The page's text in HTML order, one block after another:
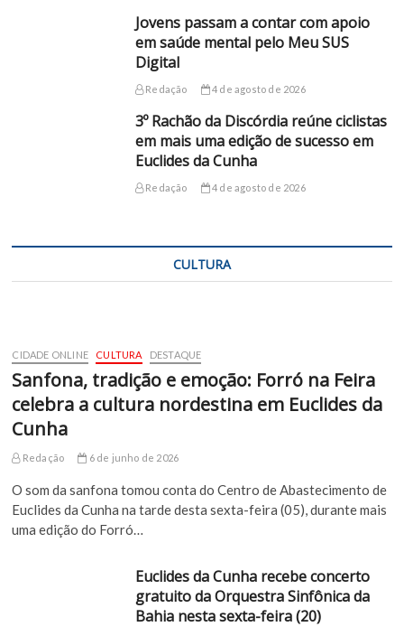
Jovens passam a contar com apoio
em saúde mental pelo Meu SUS
Digital
Redação 4 de agosto de 2026
3º Rachão da Discórdia reúne ciclistas
em mais uma edição de sucesso em
Euclides da Cunha
Redação 4 de agosto de 2026
CULTURA
CIDADE ONLINE CULTURA DESTAQUE
Sanfona, tradição e emoção: Forró na Feira
celebra a cultura nordestina em Euclides da
Cunha
Redação 6 de junho de 2026
O som da sanfona tomou conta do Centro de Abastecimento de
Euclides da Cunha na tarde desta sexta-feira (05), durante mais
uma edição do Forró…
Euclides da Cunha recebe concerto
gratuito da Orquestra Sinfônica da
Bahia nesta sexta-feira (20)